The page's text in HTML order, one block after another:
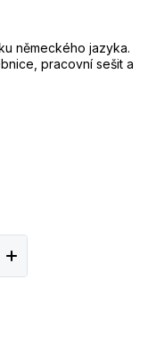
německého jazyka.
pracovní sešit a